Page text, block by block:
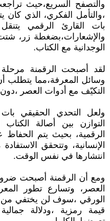
والتصفح السريع،حيث
،والتأمل الفكري، الذي كان
بات القارئ الرقمي
والإشعارات،بضغطة زر،
الوجدانية مع الكتاب.
لقد أصبحت الرقمنة
وسائل المعرفة،مما يتطلب
التكيّف مع أدوات العصر
ولعل التحدي الحقيقي
التوازن بين أصالة
الرقمية، بحيث يتم
الإنسانية، وتتحقق
انتشارها في نفس الوقت.
ومع أن الرقمنة أصبحت
العصر، وتسارع تطور
الورقي ،سوف لن يختفي من
قيمة رمزية ،ودلالة